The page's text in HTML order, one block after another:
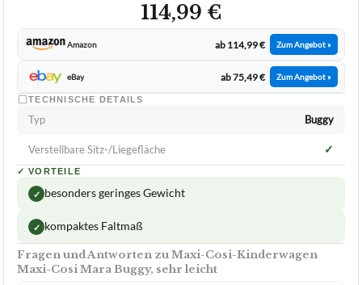
114,99 €
Amazon ab 114,99 € Zum Angebot »
eBay ab 75,49 € Zum Angebot »
TECHNISCHE DETAILS
Typ Buggy
Verstellbare Sitz-/Liegefläche ✓
✓ VORTEILE
✓ besonders geringes Gewicht
✓ kompaktes Faltmaß
Fragen und Antworten zu Maxi-Cosi-Kinderwagen
Maxi-Cosi Mara Buggy, sehr leicht